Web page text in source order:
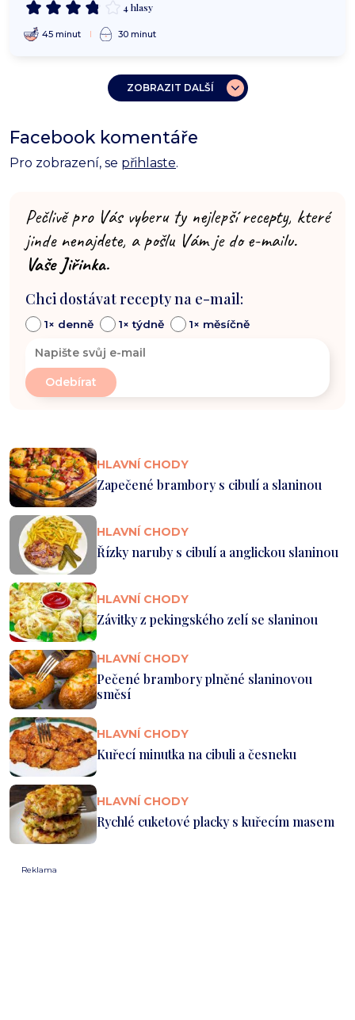
4 hlasy
45 minut 30 minut
ZOBRAZIT DALŠÍ
Facebook komentáře
Pro zobrazení, se přihlaste.
Pečlivě pro Vás vyberu ty nejlepší recepty, které
jinde nenajdete, a pošlu Vám je do e-mailu.
Vaše Jiřinka.
Chci dostávat recepty na e-mail:
1× denně 1× týdně 1× měsíčně
HLAVNÍ CHODY
Zapečené brambory s cibulí a slaninou
HLAVNÍ CHODY
Řízky naruby s cibulí a anglickou slaninou
HLAVNÍ CHODY
Závitky z pekingského zelí se slaninou
HLAVNÍ CHODY
Pečené brambory plněné slaninovou
směsí
HLAVNÍ CHODY
Kuřecí minutka na cibuli a česneku
HLAVNÍ CHODY
Rychlé cuketové placky s kuřecím masem
Reklama